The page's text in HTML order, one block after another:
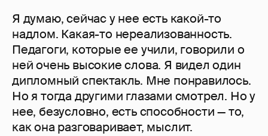
Я думаю, сейчас у нее есть какой-то
надлом. Какая-то нереализованность.
Педагоги, которые ее учили, говорили о
ней очень высокие слова. Я видел один
дипломный спектакль. Мне понравилось.
Но я тогда другими глазами смотрел. Но у
нее, безусловно, есть способности — то,
как она разговаривает, мыслит.